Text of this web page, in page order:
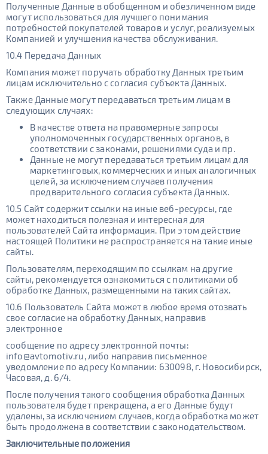
Полученные Данные в обобщенном и обезличенном виде
могут использоваться для лучшего понимания
потребностей покупателей товаров и услуг, реализуемых
Компанией и улучшения качества обслуживания.
10.4 Передача Данных
Компания может поручать обработку Данных третьим
лицам исключительно с согласия субъекта Данных.
Также Данные могут передаваться третьим лицам в
следующих случаях:
B качестве ответа на правомерные запросы
уполномоченных государственных органов, в
соответствии с законами, решениями суда и пр.
Данные не могут передаваться третьим лицам для
маркетинговых, коммерческих и иных аналогичных
целей, за исключением случаев получения
предварительного согласия субъекта Данных.
10.5 Сайт содержит ссылки на иные веб-ресурсы, где
может находиться полезная и интересная для
пользователей Сайта информация. При этом действие
настоящей Политики не распространяется на такие иные
сайты.
Пользователям, переходящим по ссылкам на другие
сайты, рекомендуется ознакомиться с политиками об
обработке Данных, размещенными на таких сайтах.
10.6 Пользователь Сайта может в любое время отозвать
свое согласие на обработку Данных, направив
электронное
сообщение по адресу электронной почты:
info@avtomotiv.ru, либо направив письменное
уведомление по адресу Компании: 630098, г. Новосибирск,
Часовая, д. 6/4.
После получения такого сообщения обработка Данных
пользователя будет прекращена, а его Данные будут
удалены, за исключением случаев, когда обработка может
быть продолжена в соответствии с законодательством.
Заключительные положения